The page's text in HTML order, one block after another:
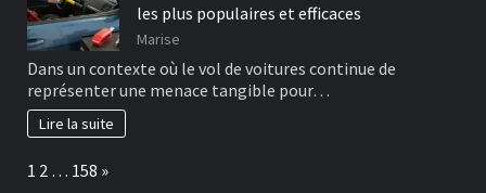
les plus populaires et efficaces
Marise
Dans un contexte où le vol de voitures continue de
représenter une menace tangible pour…
Lire la suite
Page:
1 2 … 158 Next
»